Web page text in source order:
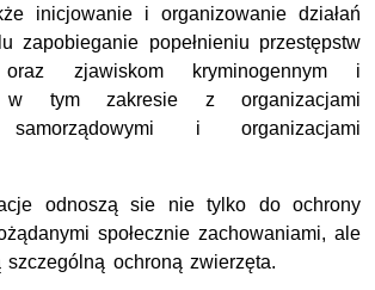
inicjowanie i organizowanie działań
zapobieganie popełnieniu przestępstw
zjawiskom kryminogennym i
w tym zakresie z organizacjami
samorządowymi i organizacjami
odnoszą sie nie tylko do ochrony
społecznie zachowaniami, ale
szczególną ochroną zwierzęta.